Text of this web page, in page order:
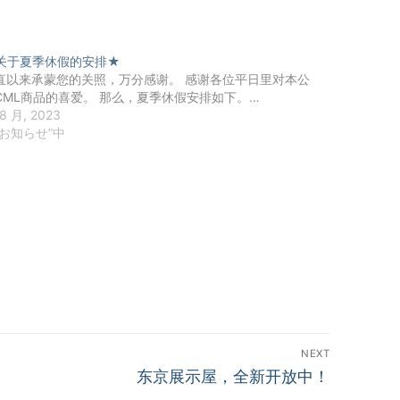
于夏季休假的安排★
以来承蒙您的关照，万分感谢。 感谢各位平日里对本公
商品的喜爱。 那么，夏季休假安排如下。…
月, 2023
知らせ”中
NEXT
Next
东京展示屋，全新开放中！